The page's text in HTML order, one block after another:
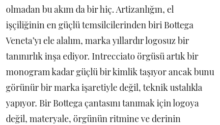
olmadan bu akım da bir hiç. Artizanlığın, el
işçiliğinin en güçlü temsilcilerinden biri Bottega
Veneta’yı ele alalım, marka yıllardır logosuz bir
tanınırlık inşa ediyor. Intrecciato örgüsü artık bir
monogram kadar güçlü bir kimlik taşıyor ancak bunu
görünür bir marka işaretiyle değil, teknik ustalıkla
yapıyor. Bir Bottega çantasını tanımak için logoya
değil, materyale, örgünün ritmine ve derinin